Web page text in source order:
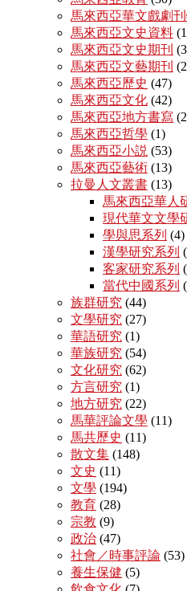
馬來西亞華文戲劇
馬來西亞文史資料
馬來西亞文史期刊
馬來西亞文藝期刊
馬來西亞歷史 (47)
馬來西亞文化 (42)
馬來西亞地方書寫
馬來西亞哲學 (1)
馬來西亞小説 (53)
馬來西亞藝術 (13)
拉曼人文叢書 (13)
馬來西亞華人
現代華文文學
學與思系列 (4)
漢學研究系列
客家研究系列
當代中國系列
族群研究 (44)
文學研究 (27)
華語研究 (1)
華族研究 (54)
文化研究 (62)
方言研究 (1)
地方研究 (22)
馬華評論文學 (11)
馬共歷史 (11)
散文集 (148)
文史 (11)
文學 (194)
教育 (28)
宗教 (9)
政治 (47)
社會／時事評論 (53)
養生保健 (5)